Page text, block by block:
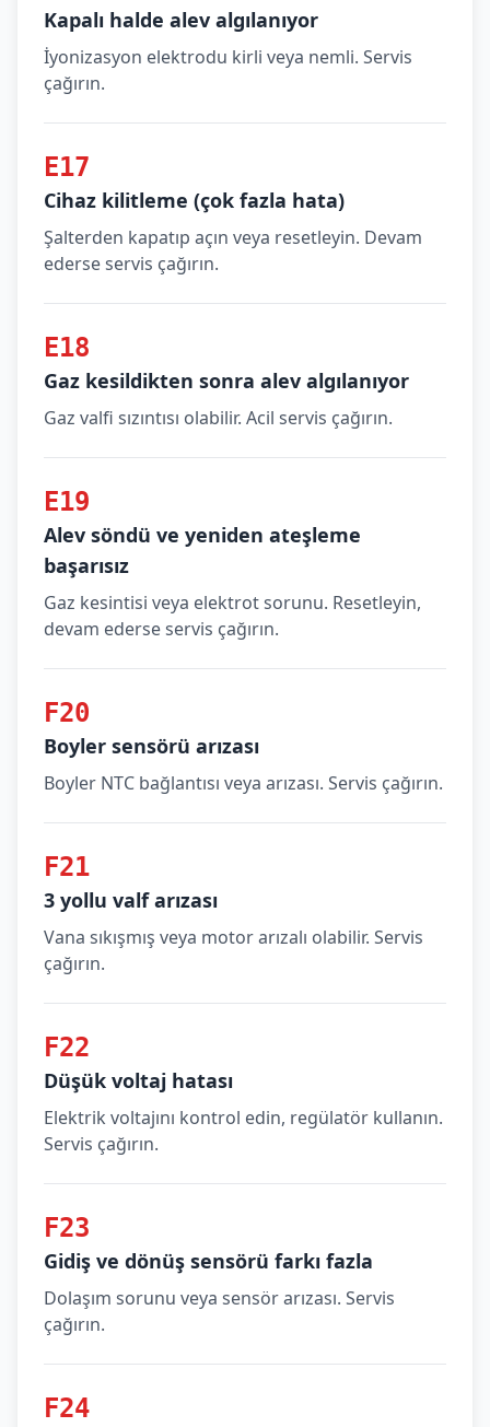
Kapalı halde alev algılanıyor
İyonizasyon elektrodu kirli veya nemli. Servis
çağırın.
E17
Cihaz kilitleme (çok fazla hata)
Şalterden kapatıp açın veya resetleyin. Devam
ederse servis çağırın.
E18
Gaz kesildikten sonra alev algılanıyor
Gaz valfi sızıntısı olabilir. Acil servis çağırın.
E19
Alev söndü ve yeniden ateşleme
başarısız
Gaz kesintisi veya elektrot sorunu. Resetleyin,
devam ederse servis çağırın.
F20
Boyler sensörü arızası
Boyler NTC bağlantısı veya arızası. Servis çağırın.
F21
3 yollu valf arızası
Vana sıkışmış veya motor arızalı olabilir. Servis
çağırın.
F22
Düşük voltaj hatası
Elektrik voltajını kontrol edin, regülatör kullanın.
Servis çağırın.
F23
Gidiş ve dönüş sensörü farkı fazla
Dolaşım sorunu veya sensör arızası. Servis
çağırın.
F24